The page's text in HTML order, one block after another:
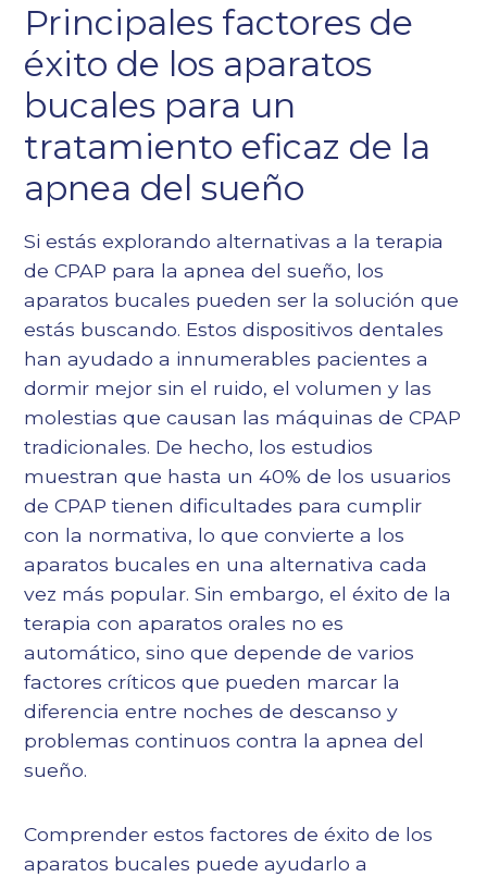
Principales factores de
éxito de los aparatos
bucales para un
tratamiento eficaz de la
apnea del sueño
Si estás explorando alternativas a la terapia
de CPAP para la apnea del sueño, los
aparatos bucales pueden ser la solución que
estás buscando. Estos dispositivos dentales
han ayudado a innumerables pacientes a
dormir mejor sin el ruido, el volumen y las
molestias que causan las máquinas de CPAP
tradicionales. De hecho, los estudios
muestran que hasta un 40% de los usuarios
de CPAP tienen dificultades para cumplir
con la normativa, lo que convierte a los
aparatos bucales en una alternativa cada
vez más popular. Sin embargo, el éxito de la
terapia con aparatos orales no es
automático, sino que depende de varios
factores críticos que pueden marcar la
diferencia entre noches de descanso y
problemas continuos contra la apnea del
sueño.
Comprender estos factores de éxito de los
aparatos bucales puede ayudarlo a
Título 3
Epígrafe 4
Epígrafe 5
Epígrafe 6